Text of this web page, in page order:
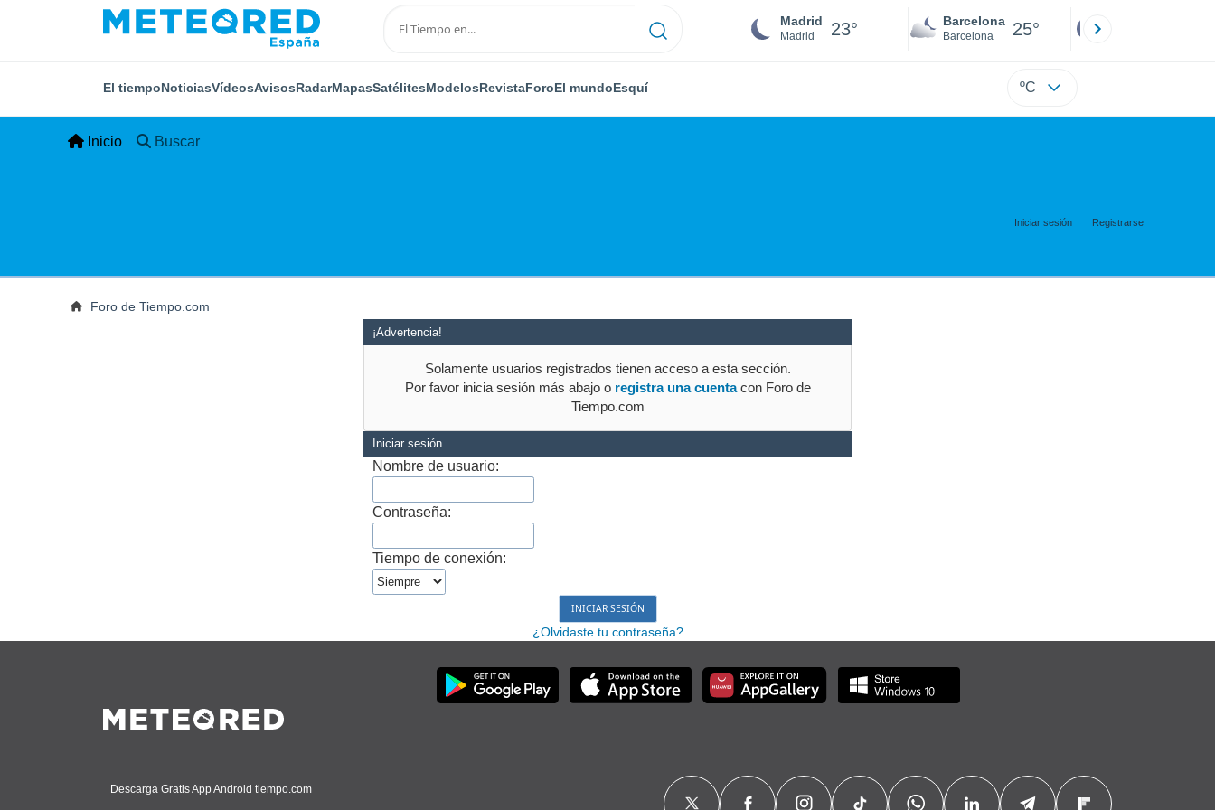
Madrid
Madrid 23° Barcelona
Barcelona 25°
El tiempoNoticiasVídeosAvisosRadarMapasSatélitesModelosRevistaForoEl mundoEsquí ºC
Inicio Buscar
Iniciar sesión Registrarse
Foro de Tiempo.com
¡Advertencia!
Solamente usuarios registrados tienen acceso a esta sección.
Por favor inicia sesión más abajo o registra una cuentacon Foro de
Tiempo.com
Iniciar sesión
Nombre de usuario:
Contraseña:
Tiempo de conexión:
¿Olvidaste tu contraseña?
Descarga Gratis App Android tiempo.com